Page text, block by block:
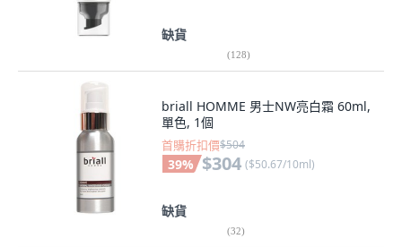
缺貨
(128)
briall HOMME 男士NW亮白霜 60ml,
單色, 1個
首購折扣價$504
39% $304 ($50.67/10ml)
缺貨
(32)